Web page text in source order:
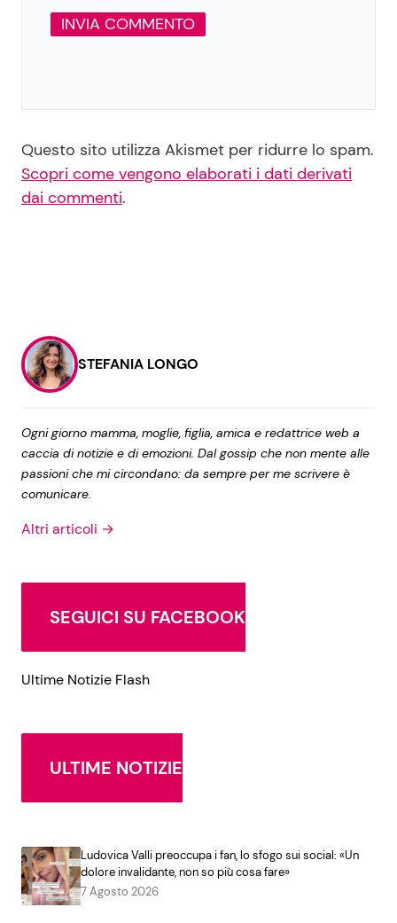
Questo sito utilizza Akismet per ridurre lo spam.
Scopri come vengono elaborati i dati derivati
dai commenti.
STEFANIA LONGO
Ogni giorno mamma, moglie, figlia, amica e redattrice web a
caccia di notizie e di emozioni. Dal gossip che non mente alle
passioni che mi circondano: da sempre per me scrivere è
comunicare.
Altri articoli →
SEGUICI SU FACEBOOK
Ultime Notizie Flash
ULTIME NOTIZIE
Ludovica Valli preoccupa i fan, lo sfogo sui social: «Un
dolore invalidante, non so più cosa fare»
7 Agosto 2026